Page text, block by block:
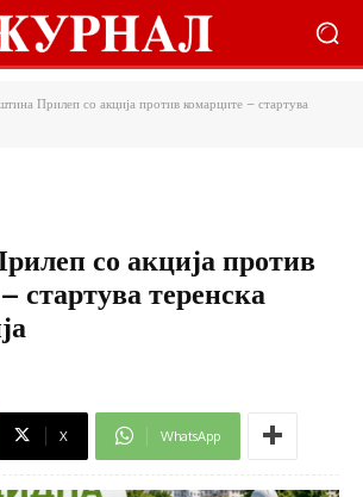
Прилеп со акција против комарците – стартува
со акција против
стартува теренска
X WhatsApp